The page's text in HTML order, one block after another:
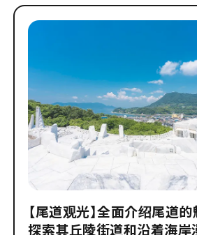
【尾道观光】全面介绍尾道
探索其丘陵街道和沿着海岸